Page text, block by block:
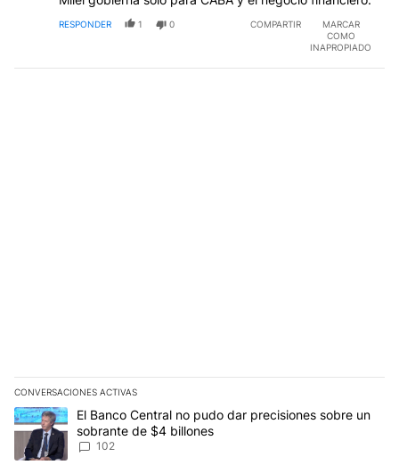
RESPONDER 1 0 COMPARTIR
MARCAR
COMO
INAPROPIADO
CONVERSACIONES ACTIVAS
Este listado muestra los artículos con más comentarios en los
Un artículo de tendencia con el título "El Banco Central no pudo
El Banco Central no pudo dar precisiones sobre un
sobrante de $4 billones
102